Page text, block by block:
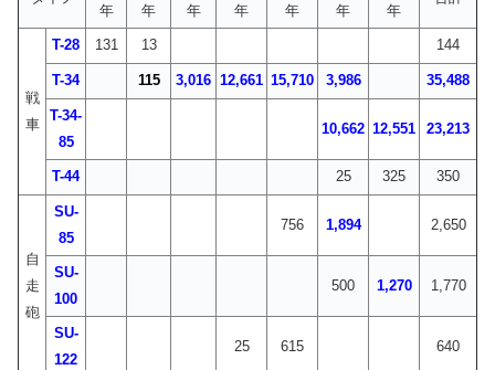
年
年
年
年
年
年
年
戦
車
T-28 131 13 144
T-34 115 3,016 12,661 15,710 3,986 35,488
T-34-
85
10,662 12,551 23,213
T-44 25 325 350
自
走
砲
SU-
85
756 1,894 2,650
SU-
100
500 1,270 1,770
SU-
122
25 615 640